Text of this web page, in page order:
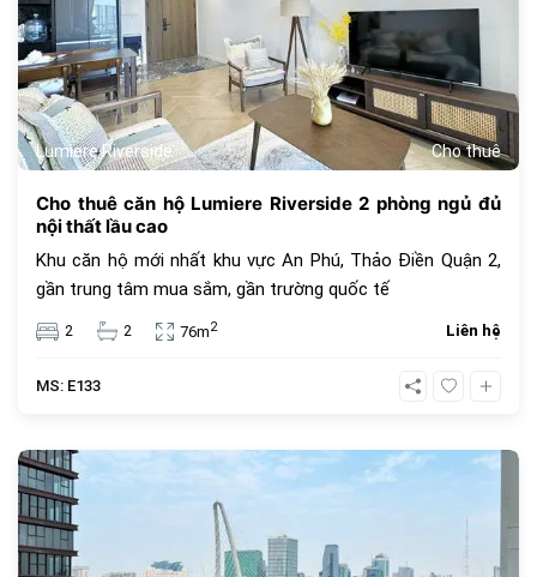
Lumiere Riverside Cho thuê
Cho thuê căn hộ Lumiere Riverside 2 phòng ngủ đủ
nội thất lầu cao
Khu căn hộ mới nhất khu vực An Phú, Thảo Điền Quận 2,
gần trung tâm mua sắm, gần trường quốc tế
2 2 76m2 Liên hệ
MS: E133